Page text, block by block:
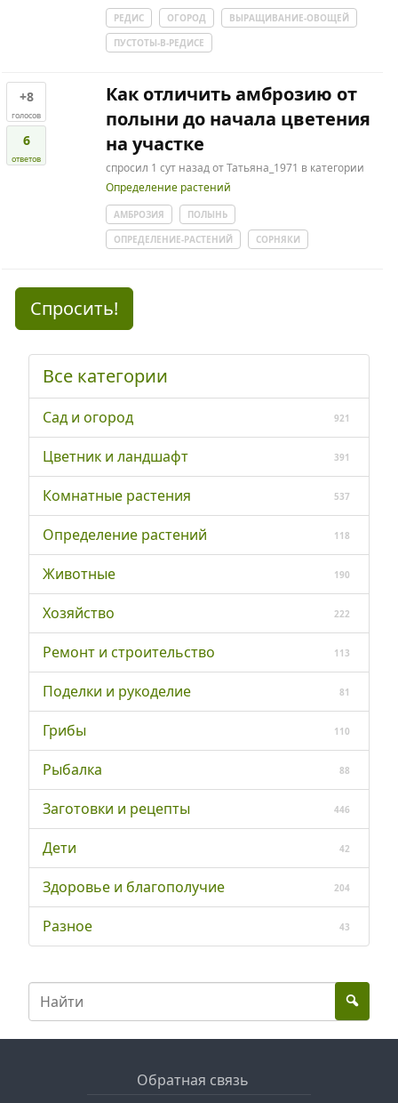
РЕДИС ОГОРОД
ВЫРАЩИВАНИЕ-ОВОЩЕЙ
ПУСТОТЫ-В-РЕДИСЕ
+8
голосов
6
ответов
Как отличить амброзию от
полыни до начала цветения
на участке
спросил 1 сутназад отТатьяна_1971 в категории
Определение растений
АМБРОЗИЯ
ПОЛЫНЬ
ОПРЕДЕЛЕНИЕ-РАСТЕНИЙ
СОРНЯКИ
Спросить!
Все категории
Сад и огород 921
Цветник и ландшафт 391
Комнатные растения 537
Определение растений 118
Животные 190
Хозяйство 222
Ремонт и строительство 113
Поделки и рукоделие 81
Грибы 110
Рыбалка 88
Заготовки и рецепты 446
Дети 42
Здоровье и благополучие 204
Разное 43
Обратная связь